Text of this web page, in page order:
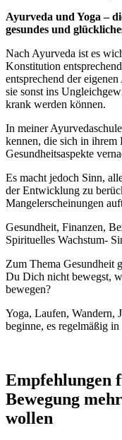
Ayurveda und Yoga –
gesundes und
Nach Ayurveda ist es
Konstitution
entsprechend der
sie sonst ins
krank werden können.
In meiner
kennen, die sich in ihrem
Gesundheitsaspekte
Es macht jedoch Sinn,
der Entwicklung zu
Mangelerscheinungen
Gesundheit, Finanzen,
Spirituelles Wachstum-
Zum Thema Gesundheit
Du Dich nicht bewegst,
bewegen?
Yoga, Laufen, Wandern,
beginne, es regelmäßig
Empfehlungen
Bewegung
wollen